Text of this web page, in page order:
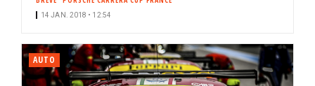
14 JAN. 2018 • 12:54
AUTO